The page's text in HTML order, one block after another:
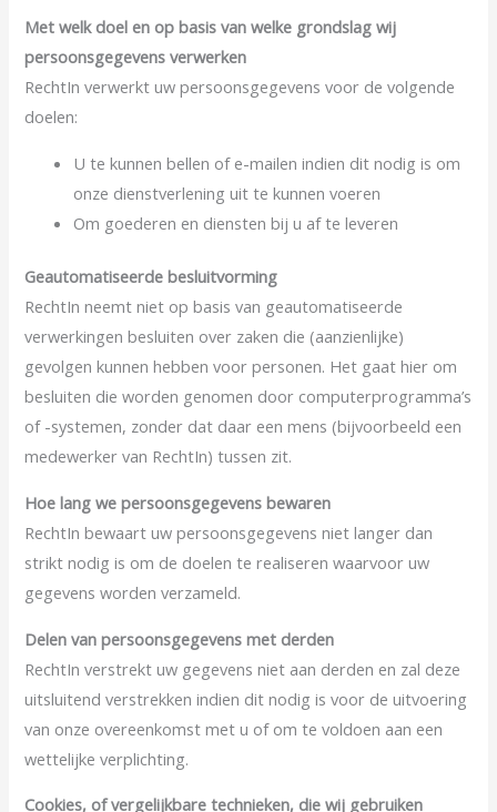
Met welk doel en op basis van welke grondslag wij
persoonsgegevens verwerken
RechtIn verwerkt uw persoonsgegevens voor de volgende
doelen:
U te kunnen bellen of e-mailen indien dit nodig is om
onze dienstverlening uit te kunnen voeren
Om goederen en diensten bij u af te leveren
Geautomatiseerde besluitvorming
RechtIn neemt niet op basis van geautomatiseerde
verwerkingen besluiten over zaken die (aanzienlijke)
gevolgen kunnen hebben voor personen. Het gaat hier om
besluiten die worden genomen door computerprogramma’s
of -systemen, zonder dat daar een mens (bijvoorbeeld een
medewerker van RechtIn) tussen zit.
Hoe lang we persoonsgegevens bewaren
RechtIn bewaart uw persoonsgegevens niet langer dan
strikt nodig is om de doelen te realiseren waarvoor uw
gegevens worden verzameld.
Delen van persoonsgegevens met derden
RechtIn verstrekt uw gegevens niet aan derden en zal deze
uitsluitend verstrekken indien dit nodig is voor de uitvoering
van onze overeenkomst met u of om te voldoen aan een
wettelijke verplichting.
Cookies, of vergelijkbare technieken, die wij gebruiken